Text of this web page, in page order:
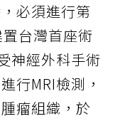
必須進行第
台灣首座術
神經外科手術
行MRI檢測，
瘤組織，於